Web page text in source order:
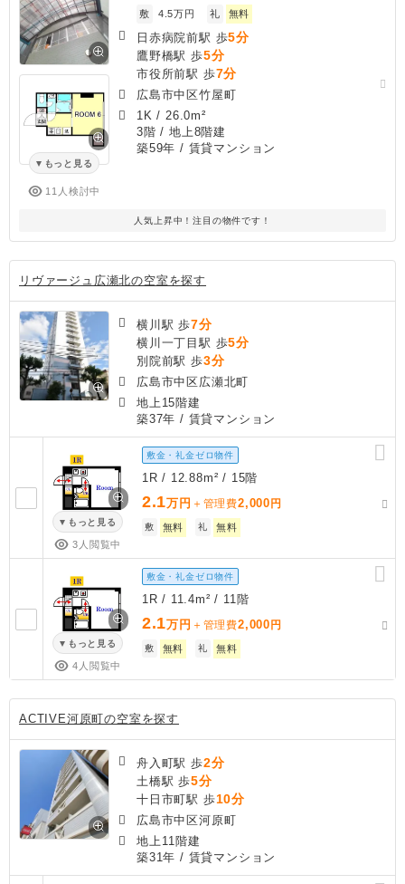
もっと見る
11人検討中
敷
4.5万円 礼 無料
日赤病院前駅 歩5分
鷹野橋駅 歩5分
市役所前駅 歩7分
広島市中区竹屋町
1K / 26.0m²
3階 / 地上8階建
築59年 / 賃貸マンション
人気上昇中！注目の物件です！
リヴァージュ広瀬北の空室を探す
横川駅 歩7分
横川一丁目駅 歩5分
別院前駅 歩3分
広島市中区広瀬北町
地上15階建
築37年 / 賃貸マンション
もっと見る
3人閲覧中
敷金・礼金ゼロ物件
1R / 12.88m² / 15階
2.1万円 ＋管理費2,000 円
敷 無料 礼 無料
もっと見る
4人閲覧中
敷金・礼金ゼロ物件
1R / 11.4m² / 11階
2.1万円 ＋管理費2,000 円
敷 無料 礼 無料
ACTIVE河原町の空室を探す
舟入町駅 歩2分
土橋駅 歩5分
十日市町駅 歩10分
広島市中区河原町
地上11階建
築31年 / 賃貸マンション